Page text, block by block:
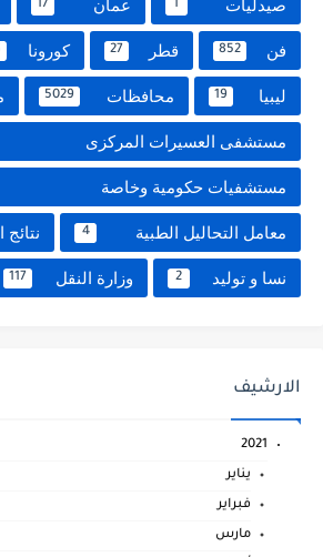
صيدليات 1 عمان 17
فن 852 قطر 27 كورونا
ليبيا 19 محافظات 5029
مستشفى العسيرات المركزى
مستشفيات حكومية وخاصة
معامل التحاليل الطبية 4 نتائج
نسا و توليد 2 وزارة النقل 117
الارشيف
2021
يناير
فبراير
مارس